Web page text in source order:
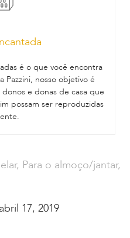
é o que você encontra
Pazzini, nosso objetivo é
e donas de casa que
possam ser reproduzidas
, Para o almoço/jantar,
abril 17, 2019